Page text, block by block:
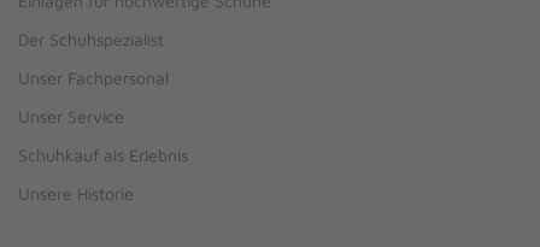
Der Schuhspezialist
Unser Fachpersonal
Unser Service
Schuhkauf als Erlebnis
Unsere Historie